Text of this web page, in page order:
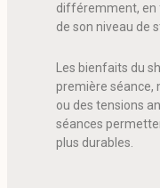
différemment, en
de son niveau de
Les bienfaits du
première séance,
ou des tensions
séances
plus durables.